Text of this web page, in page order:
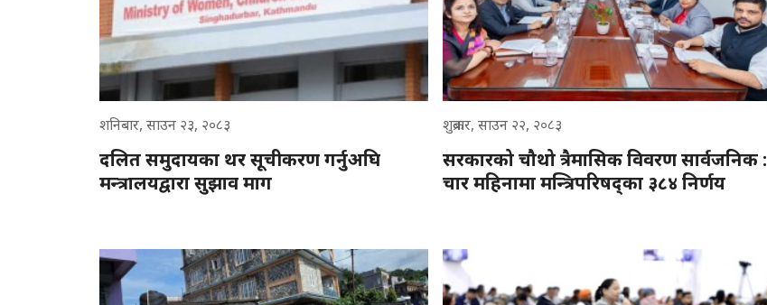
शनिबार, साउन २३, २०८३
दलित समुदायका थर सूचीकरण गर्नुअघि
मन्त्रालयद्वारा सुझाव माग
शुक्रबार, साउन २२, २०८३
सरकारको चौथो त्रैमासिक विवरण सार्वजनिक :
चार महिनामा मन्त्रिपरिषद्का ३८४ निर्णय